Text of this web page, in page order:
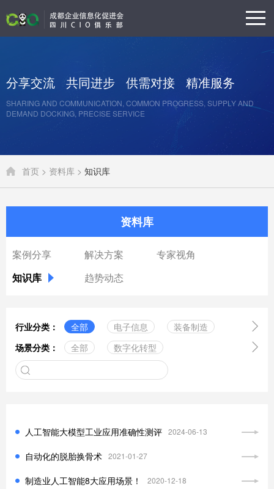
分享交流 共同进步 供需对接 精准服务
SHARING AND COMMUNICATION, COMMON PROGRESS, SUPPLY AND
DEMAND DOCKING, PRECISE SERVICE
首页 > 资料库 > 知识库
资料库
案例分享 解决方案
专家视角
知识库
趋势动态
行业分类： 全部 电子信息 装备制造
医药健康 新型材料
绿色食品 实体零售
其它行业

场景分类： 全部 数字化转型
组织构架
信息化规划 供应链

人工智能大模型工业应用准确性测评 2024-06-13
自动化的脱胎换骨术 2021-01-27
制造业人工智能8大应用场景！ 2020-12-18